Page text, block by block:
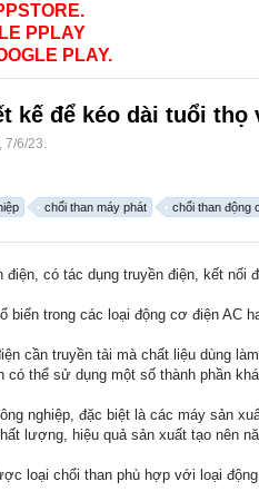
PPLAY
PLAY.
kế để kéo dài tuổi thọ
, 7/6/23.
chổi than máy phát chổi than động
điện, có tác dụng truyền điện, kết nối
biến trong các loại động cơ điện AC
cần truyền tải mà chất liệu dùng
có thể sử dụng một số thành phần
nghiệp, đặc biệt là các máy sản
lượng, hiệu quả sản xuất tạo nên
loại chổi than phù hợp với loại